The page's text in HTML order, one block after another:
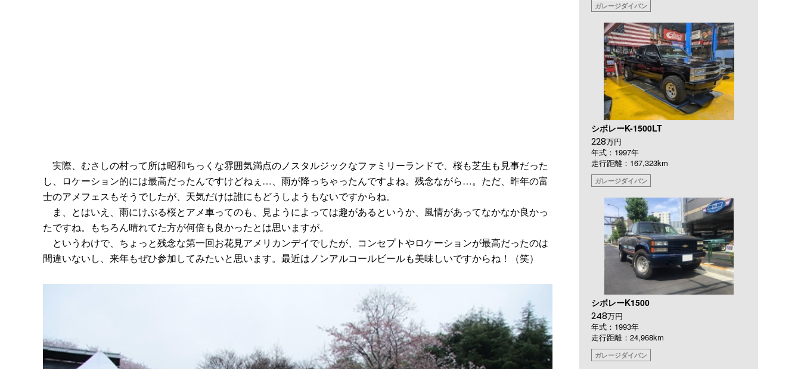
実際、むさしの村って所は昭和ちっくな雰囲気満点のノスタルジックなファミリーランドで、桜も芝生も見事だった
し、ロケーション的には最高だったんですけどねぇ…、雨が降っちゃったんですよね。残念ながら…。ただ、昨年の富
士のアメフェスもそうでしたが、天気だけは誰にもどうしようもないですからね。
ま、とはいえ、雨にけぶる桜とアメ車ってのも、見ようによっては趣があるというか、風情があってなかなか良かっ
たですね。もちろん晴れてた方が何倍も良かったとは思いますが。
というわけで、ちょっと残念な第一回お花見アメリカンデイでしたが、コンセプトやロケーションが最高だったのは
間違いないし、来年もぜひ参加してみたいと思います。最近はノンアルコールビールも美味しいですからね！（笑）
ガレージダイバン
シボレーK-1500LT
228万円
年式：1997年
走行距離：167,323km
ガレージダイバン
シボレーK1500
248万円
年式：1993年
走行距離：24,968km
ガレージダイバン